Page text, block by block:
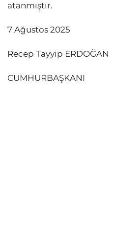
atanmıştır.
7 Ağustos 2025
Recep Tayyip ERDOĞAN
CUMHURBAŞKANI